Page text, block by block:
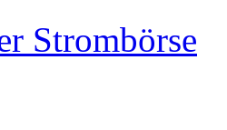
Strombörse